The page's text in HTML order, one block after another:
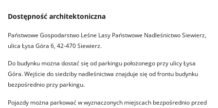
Dostępność architektoniczna
Państwowe Gospodarstwo Leśne Lasy Państwowe Nadleśnictwo Siewierz,
ulica Łysa Góra 6, 42-470 Siewierz.
Do budynku można dostać się od parkingu położonego przy ulicy Łysa
Góra. Wejście do siedziby nadleśnictwa znajduje się od frontu budynku
bezpośrednio przy parkingu.
Pojazdy można parkować w wyznaczonych miejscach bezpośrednio przed